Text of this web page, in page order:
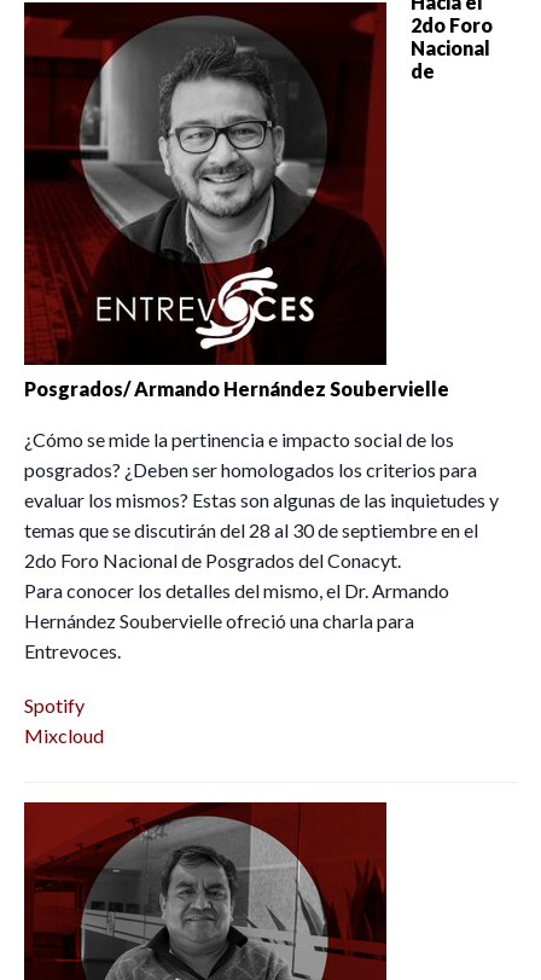
2do Foro
Nacional
de
Posgrados/ Armando Hernández Soubervielle
¿Cómo se mide la pertinencia e impacto social de los
posgrados? ¿Deben ser homologados los criterios para
evaluar los mismos? Estas son algunas de las inquietudes y
temas que se discutirán del 28 al 30 de septiembre en el
2do Foro Nacional de Posgrados del Conacyt.
Para conocer los detalles del mismo, el Dr. Armando
Hernández Soubervielle ofreció una charla para
Entrevoces.
Spotify
Mixcloud